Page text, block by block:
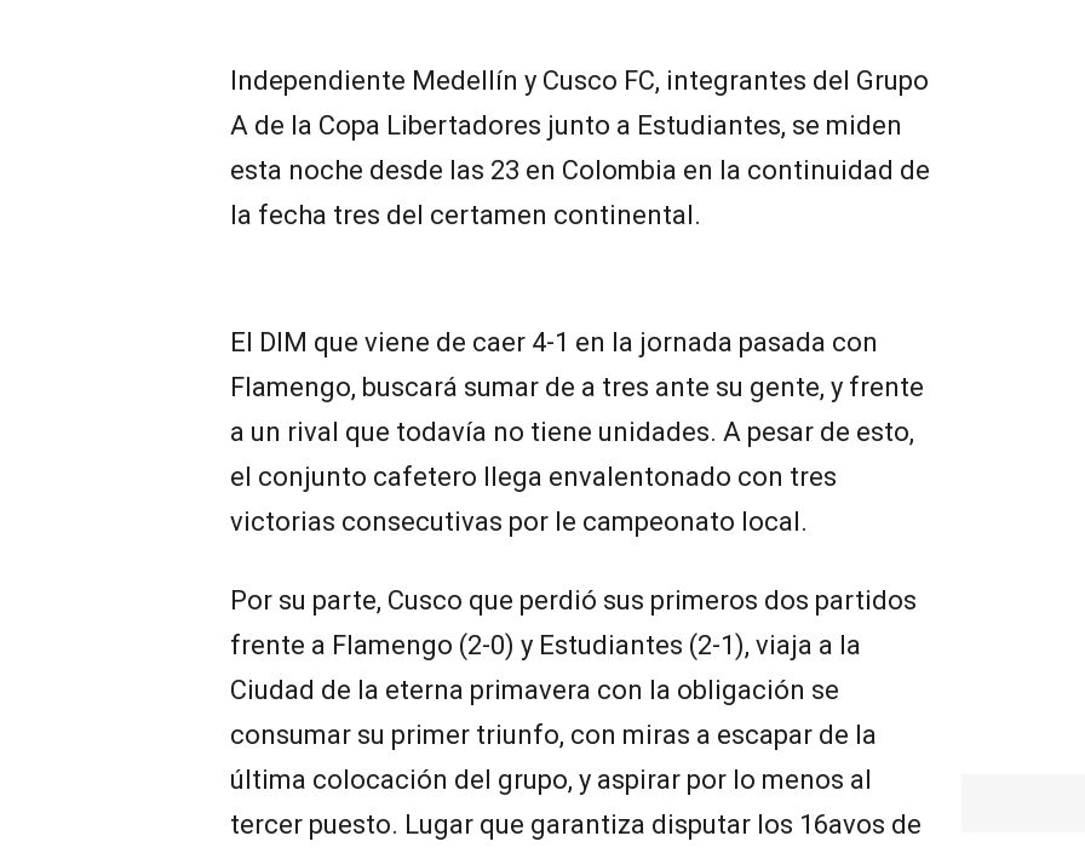
Independiente Medellín y Cusco FC, integrantes del Grupo
A de la Copa Libertadores junto a Estudiantes, se miden
esta noche desde las 23 en Colombia en la continuidad de
la fecha tres del certamen continental.
El DIM que viene de caer 4-1 en la jornada pasada con
Flamengo, buscará sumar de a tres ante su gente, y frente
a un rival que todavía no tiene unidades. A pesar de esto,
el conjunto cafetero llega envalentonado con tres
victorias consecutivas por le campeonato local.
Por su parte, Cusco que perdió sus primeros dos partidos
frente a Flamengo (2-0) y Estudiantes (2-1), viaja a la
Ciudad de la eterna primavera con la obligación se
consumar su primer triunfo, con miras a escapar de la
última colocación del grupo, y aspirar por lo menos al
tercer puesto. Lugar que garantiza disputar los 16avos de